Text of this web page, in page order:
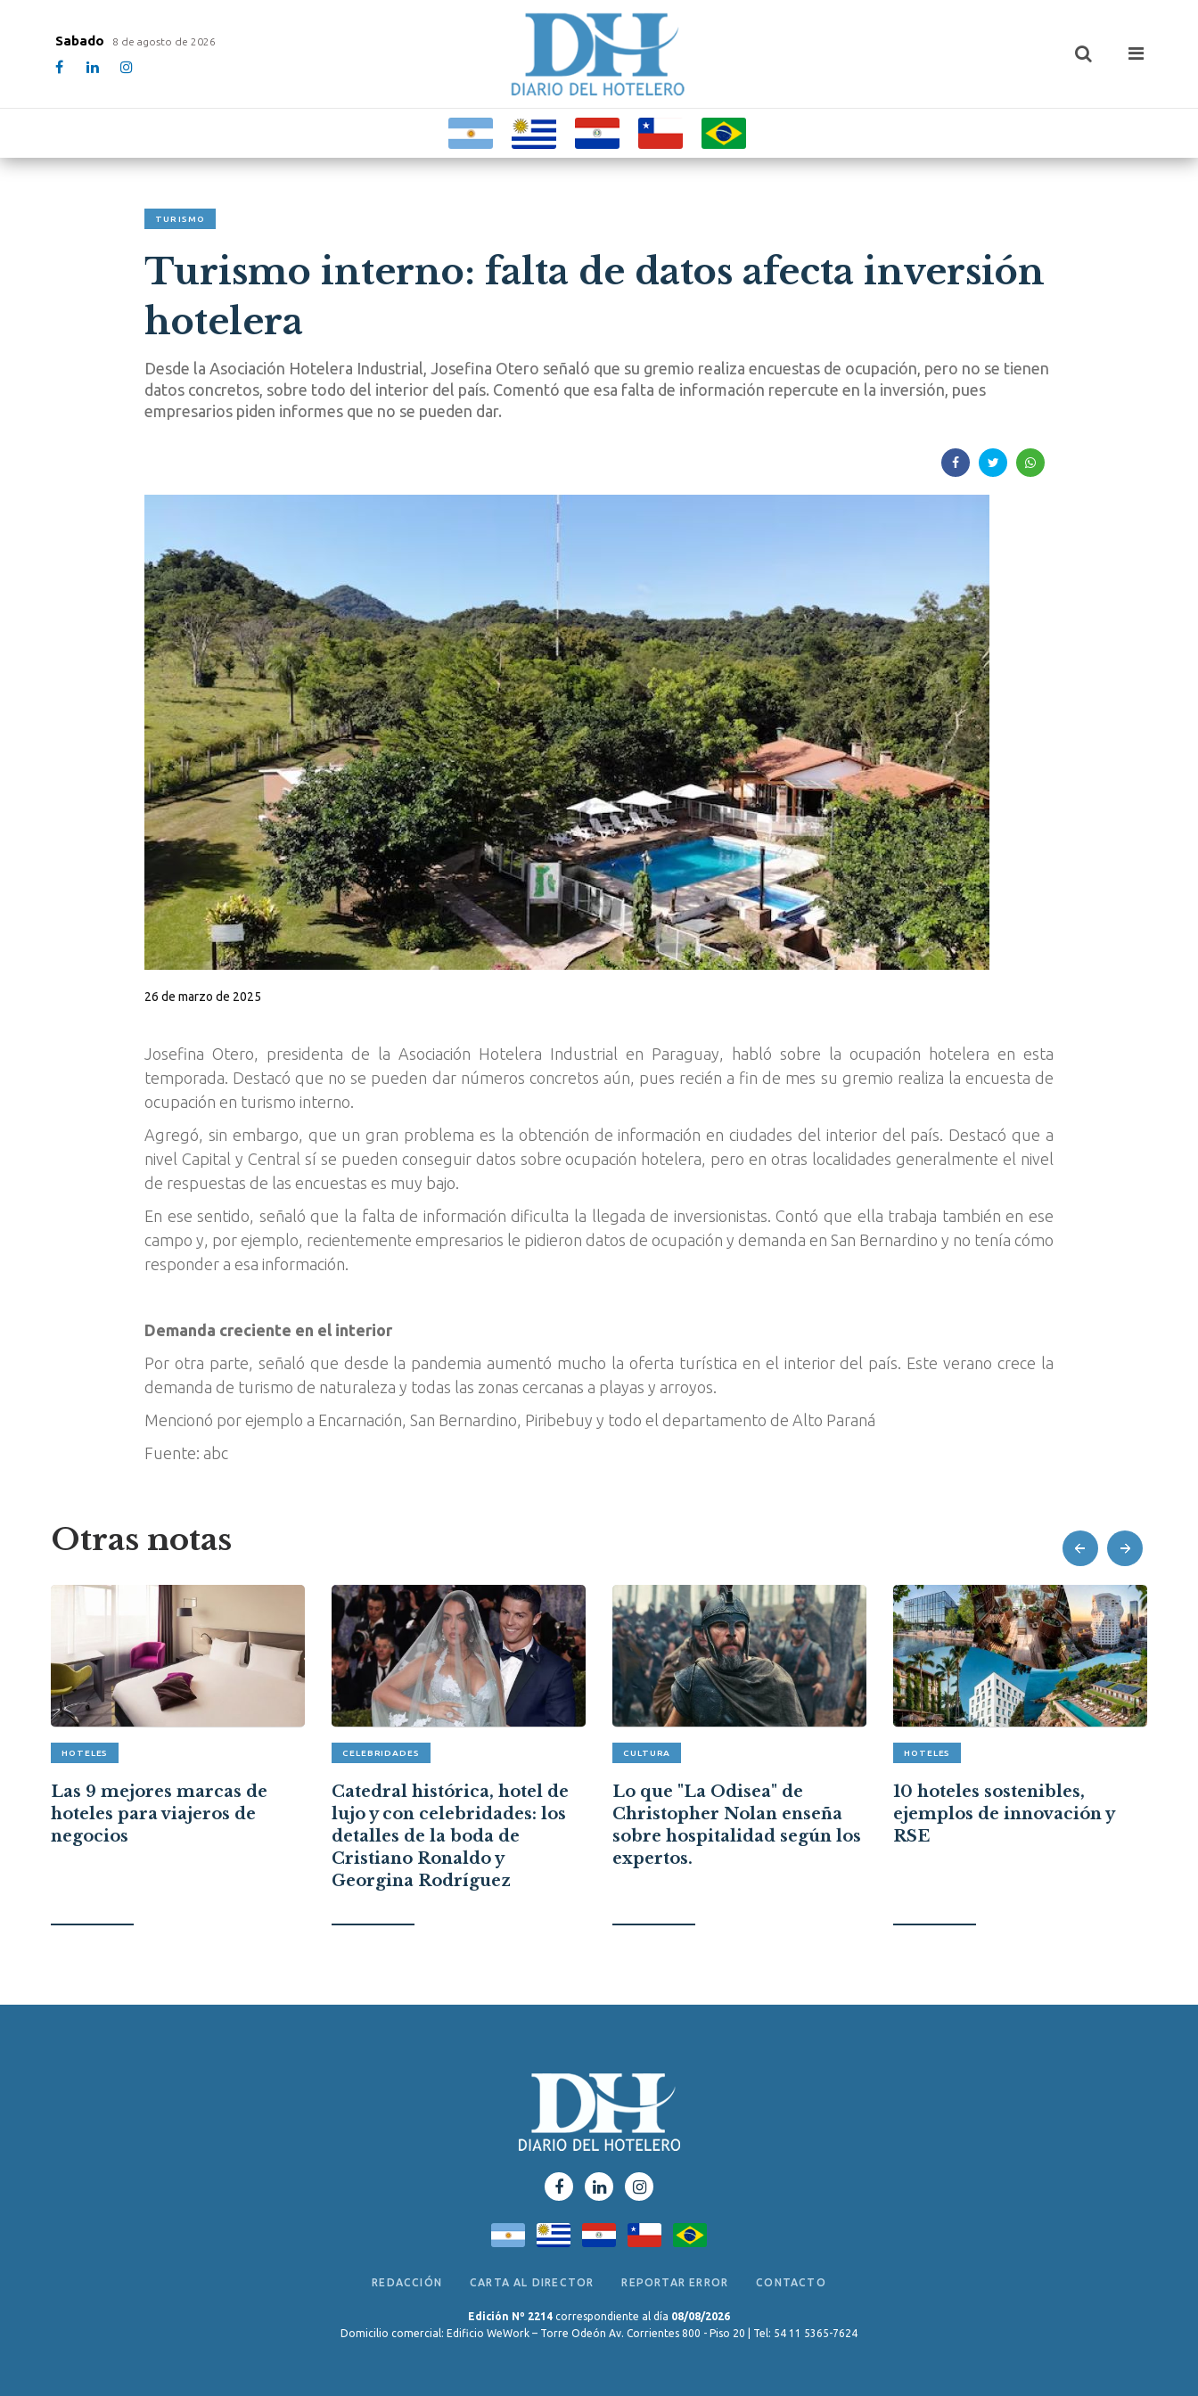
Sabado 8 de agosto de 2026
TURISMO
Turismo interno: falta de datos afecta inversión
hotelera
Desde la Asociación Hotelera Industrial, Josefina Otero señaló que su gremio realiza encuestas de ocupación, pero no se tienen
datos concretos, sobre todo del interior del país. Comentó que esa falta de información repercute en la inversión, pues
empresarios piden informes que no se pueden dar.
26 de marzo de 2025
Josefina Otero, presidenta de la Asociación Hotelera Industrial en Paraguay, habló sobre la ocupación hotelera en esta
temporada. Destacó que no se pueden dar números concretos aún, pues recién a fin de mes su gremio realiza la encuesta de
ocupación en turismo interno.
Agregó, sin embargo, que un gran problema es la obtención de información en ciudades del interior del país. Destacó que a
nivel Capital y Central sí se pueden conseguir datos sobre ocupación hotelera, pero en otras localidades generalmente el nivel
de respuestas de las encuestas es muy bajo.
En ese sentido, señaló que la falta de información dificulta la llegada de inversionistas. Contó que ella trabaja también en ese
campo y, por ejemplo, recientemente empresarios le pidieron datos de ocupación y demanda en San Bernardino y no tenía cómo
responder a esa información.
Demanda creciente en el interior
Por otra parte, señaló que desde la pandemia aumentó mucho la oferta turística en el interior del país. Este verano crece la
demanda de turismo de naturaleza y todas las zonas cercanas a playas y arroyos.
Mencionó por ejemplo a Encarnación, San Bernardino, Piribebuy y todo el departamento de Alto Paraná
Fuente: abc
Otras notas
HOTELES
Las 9 mejores marcas de
hoteles para viajeros de
negocios
CELEBRIDADES
Catedral histórica, hotel de
lujo y con celebridades: los
detalles de la boda de
Cristiano Ronaldo y
Georgina Rodríguez
CULTURA
Lo que "La Odisea" de
Christopher Nolan enseña
sobre hospitalidad según los
expertos.
HOTELES
10 hoteles sostenibles,
ejemplos de innovación y
RSE
prev next
REDACCIÓN CARTA AL DIRECTOR REPORTAR ERROR CONTACTO
Edición Nº 2214 correspondiente al día 08/08/2026
Domicilio comercial: Edificio WeWork – Torre Odeón Av. Corrientes 800 - Piso 20 | Tel: 54 11 5365-7624